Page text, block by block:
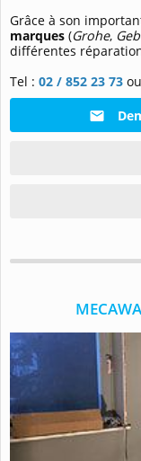
Grâce à son
marques (Grohe,
différentes
Tel : 02 / 852 23 73 ou